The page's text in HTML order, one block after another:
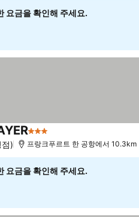
요금을 확인해 주세요.
3 성급
점) 프랑크푸르트 한 공항에서 10.3km
요금을 확인해 주세요.